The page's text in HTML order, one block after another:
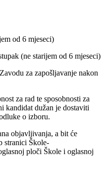
od 6 mjeseci)
(ne starijem od 6 mjeseci)
za zapošljavanje nakon
za rad te sposobnosti za
kandidat dužan je dostaviti
o izboru.
objavljivanja, a bit će
stranici Škole-
ploči Škole i oglasnoj